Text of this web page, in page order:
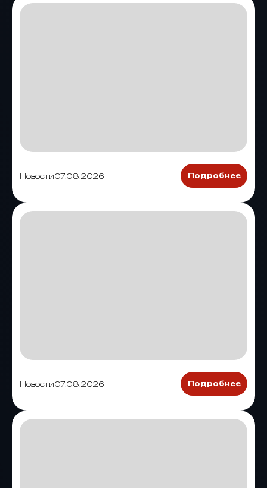
Новости07.08.2026 Подробнее
Новости07.08.2026 Подробнее